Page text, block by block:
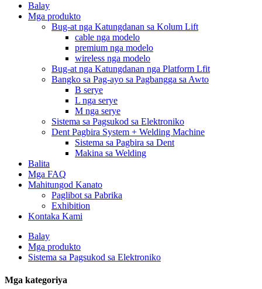
Balay
Mga produkto
Bug-at nga Katungdanan sa Kolum Lift
cable nga modelo
premium nga modelo
wireless nga modelo
Bug-at nga Katungdanan nga Platform Lfit
Bangko sa Pag-ayo sa Pagbangga sa Awto
B serye
L nga serye
M nga serye
Sistema sa Pagsukod sa Elektroniko
Dent Pagbira System + Welding Machine
Sistema sa Pagbira sa Dent
Makina sa Welding
Balita
Mga FAQ
Mahitungod Kanato
Paglibot sa Pabrika
Exhibition
Kontaka Kami
Balay
Mga produkto
Sistema sa Pagsukod sa Elektroniko
Mga kategoriya